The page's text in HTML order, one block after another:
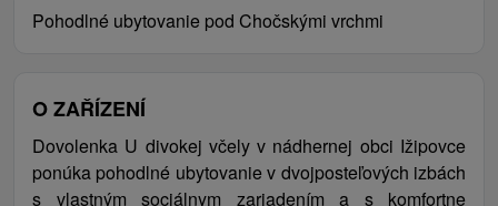
Pohodlné ubytovanie pod Chočskými vrchmi
O ZAŘÍZENÍ
Dovolenka U divokej včely v nádhernej obci Ižipovce
ponúka pohodlné ubytovanie v dvojposteľových izbách
s vlastným sociálnym zariadením a s komfortne